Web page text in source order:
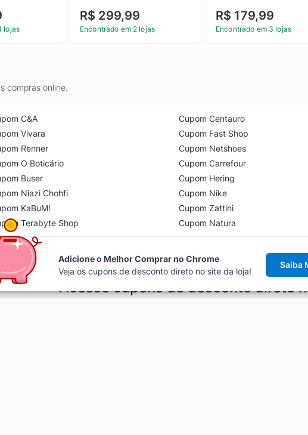
lojas
R$ 299,99
Encontrado em 2 lojas
R$ 179,99
Encontrado em 3 lojas
compras online.
C&A
Vivara
Renner
O Boticário
Buser
Niazi Chohfi
KaBuM!
Terabyte Shop
Cupom Centauro
Cupom Fast Shop
Cupom Netshoes
Cupom Carrefour
Cupom Hering
Cupom Nike
Cupom Zattini
Cupom Natura
Acesse cupons de desconto direto
Adicione o Melhor Comprar no Chrome
Veja os cupons de desconto direto no site da loja!
Saiba